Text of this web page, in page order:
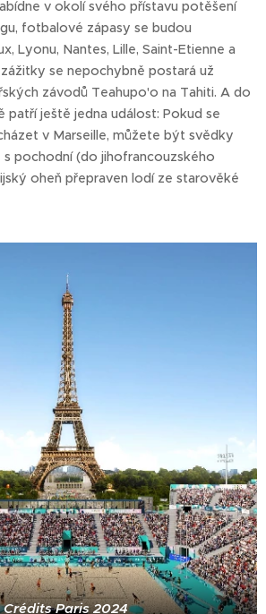
v okolí svého přístavu potěšení
fotbalové zápasy se budou
Lyonu, Nantes, Lille, Saint-Etienne a
se nepochybně postará už
závodů Teahupo'o na Tahiti. A do
patří ještě jedna událost: Pokud se
v Marseille, můžete být svědky
pochodní (do jihofrancouzského
oheň přepraven lodí ze starověké
Crédits Paris 2024